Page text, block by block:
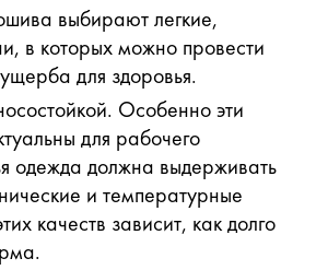
выбирают легкие,
в которых можно провести
для здоровья.
Особенно эти
для рабочего
одежда должна выдерживать
и температурные
качеств зависит, как долго